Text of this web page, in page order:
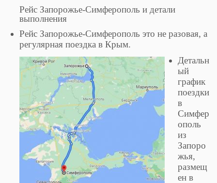
Рейс Запорожье-Симферополь и детали
выполнения
Рейс Запорожье-Симферополь это не разовая, а
регулярная поездка в Крым.
Детальн
ый
график
поездки
в
Симфер
ополь
из
Запоро
жья,
размещ
ен в